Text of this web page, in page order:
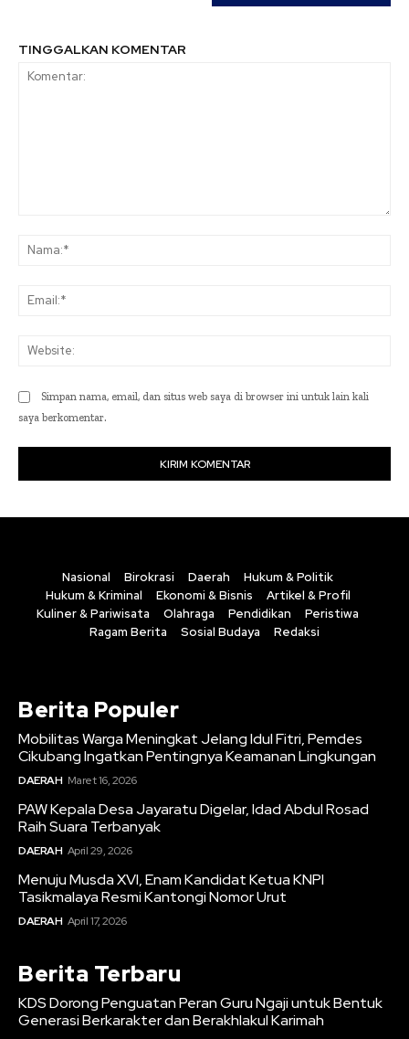
TINGGALKAN KOMENTAR
Simpan nama, email, dan situs web saya di browser ini untuk lain kali
saya berkomentar.
Nasional Birokrasi Daerah
Hukum & Politik
Hukum & Kriminal
Ekonomi & Bisnis
Artikel & Profil
Kuliner & Pariwisata
Olahraga Pendidikan
Peristiwa
Ragam Berita
Sosial Budaya Redaksi
Berita Populer
Mobilitas Warga Meningkat Jelang Idul Fitri, Pemdes
Cikubang Ingatkan Pentingnya Keamanan Lingkungan
DAERAH Maret 16, 2026
PAW Kepala Desa Jayaratu Digelar, Idad Abdul Rosad
Raih Suara Terbanyak
DAERAH April 29, 2026
Menuju Musda XVI, Enam Kandidat Ketua KNPI
Tasikmalaya Resmi Kantongi Nomor Urut
DAERAH April 17, 2026
Berita Terbaru
KDS Dorong Penguatan Peran Guru Ngaji untuk Bentuk
Generasi Berkarakter dan Berakhlakul Karimah